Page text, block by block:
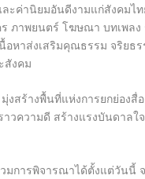
ค่านิยมอันดีงามแก่สังคมไท
ภาพยนตร์ โฆษณา บทเพล
อหาส่งเสริมคุณธรรม จริย
สังคม
งสร้างพื้นที่แห่งการยกย่อง
าวความดี สร้างแรงบันดาล
มการพิจารณาได้ตั้งแต่วันนี้